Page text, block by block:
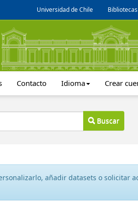
Universidad de Chile Bibliotecas
Contacto Idioma Crear
Buscar
añadir datasets o solicitar